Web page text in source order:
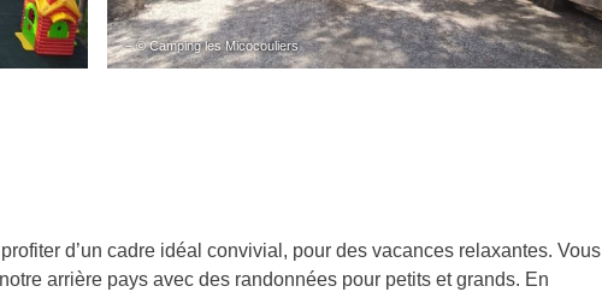
– © Camping les Micocouliers
d’un cadre idéal convivial, pour des vacances relaxantes. Vous
arrière pays avec des randonnées pour petits et grands. En